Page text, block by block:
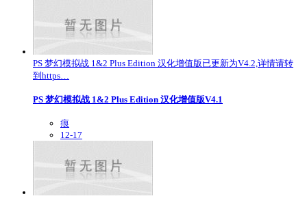
PS 梦幻模拟战 1&2 Plus Edition 汉化增值版已更新为V4.2,详情请转
到https…
PS 梦幻模拟战 1&2 Plus Edition 汉化增值版V4.1
痕
12-17